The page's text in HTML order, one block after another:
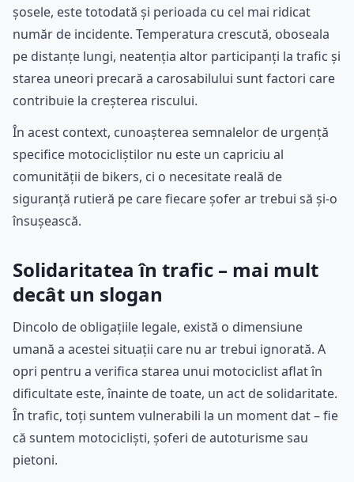
șosele, este totodată și perioada cu cel mai ridicat
număr de incidente. Temperatura crescută, oboseala
pe distanțe lungi, neatenția altor participanți la trafic și
starea uneori precară a carosabilului sunt factori care
contribuie la creșterea riscului.
În acest context, cunoașterea semnalelor de urgență
specifice motocicliștilor nu este un capriciu al
comunității de bikers, ci o necesitate reală de
siguranță rutieră pe care fiecare șofer ar trebui să și-o
însușească.
Solidaritatea în trafic – mai mult
decât un slogan
Dincolo de obligațiile legale, există o dimensiune
umană a acestei situații care nu ar trebui ignorată. A
opri pentru a verifica starea unui motociclist aflat în
dificultate este, înainte de toate, un act de solidaritate.
În trafic, toți suntem vulnerabili la un moment dat – fie
că suntem motocicliști, șoferi de autoturisme sau
pietoni.